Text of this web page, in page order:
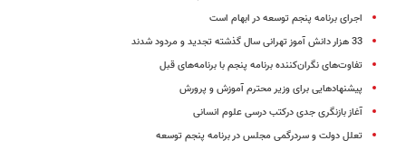
اجرای برنامه پنجم توسعه در ابهام است
33 هزار دانش آموز تهرانی سال گذشته تجدید و مردود شدند
تفاوت‌های نگران‌کننده برنامه پنجم با برنامه‌های قبل
پیشنهادهایی برای وزیر محترم آموزش و پرورش
آغاز بازنگری جدی درکتب درسی علوم انسانی
تعلل دولت و سردرگمی مجلس در برنامه پنجم توسعه